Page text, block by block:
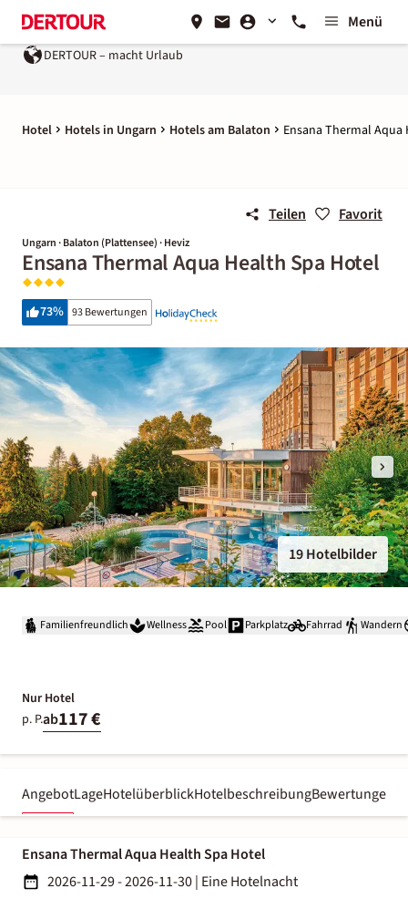
Menü
DERTOUR – macht Urlaub
Hotel Hotels in Ungarn Hotels am Balaton Ensana Thermal
Teilen Favorit
Ungarn · Balaton (Plattensee) · Heviz
Ensana Thermal Aqua Health Spa Hotel
73% 93 Bewertungen
19 Hotelbilder
Familienfreundlich Wellness Pool Parkplatz Fahrrad Wandern
Nur Hotel
p. P.ab117 €
AngebotLageHotelüberblickHotelbeschreibungBewertungen
Ensana Thermal Aqua Health Spa Hotel
2026-11-29 - 2026-11-30| Eine Hotelnacht